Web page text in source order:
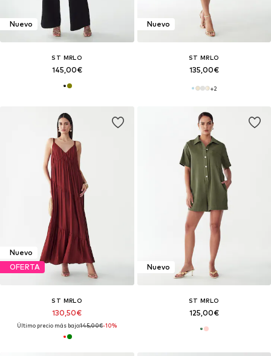
Nuevo
ST MRLO
145,00€
Nuevo
ST MRLO
135,00€
+2
Nuevo
OFERTA
ST MRLO
130,50€
Último precio más bajo:145,00€-10%
Nuevo
ST MRLO
125,00€